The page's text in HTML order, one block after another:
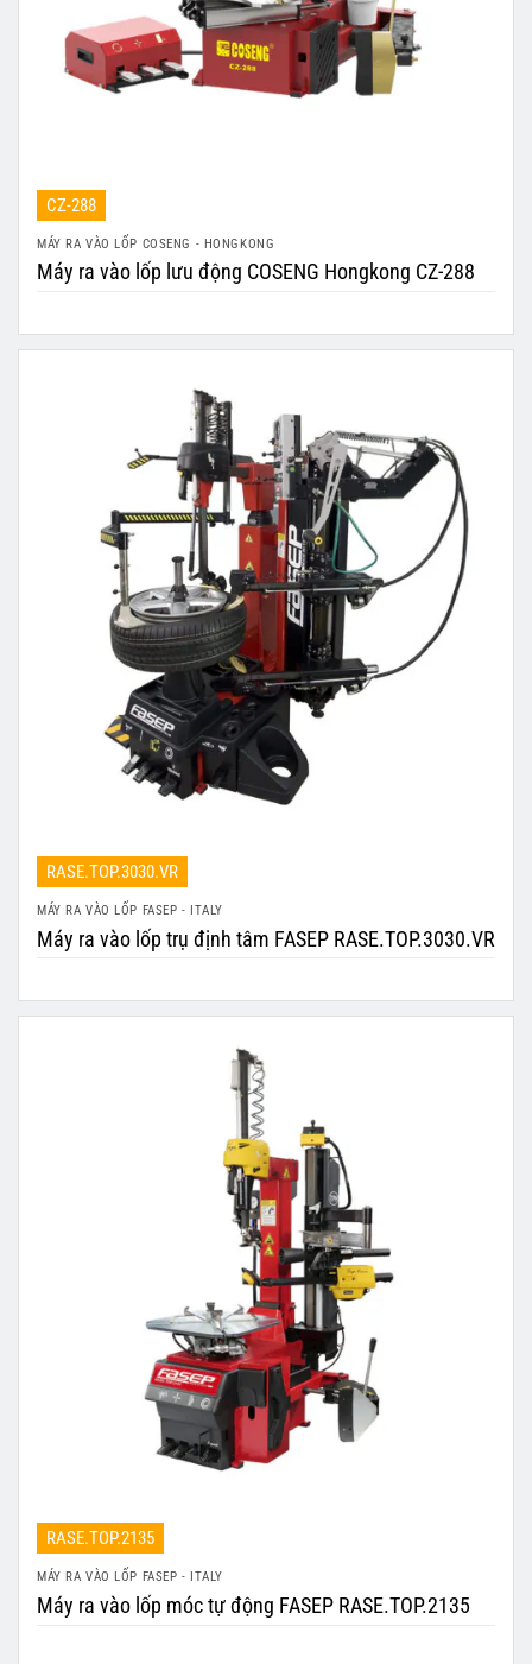
CZ-288
MÁY RA VÀO LỐP COSENG - HONGKONG
Máy ra vào lốp lưu động COSENG Hongkong CZ-288
RASE.TOP.3030.VR
MÁY RA VÀO LỐP FASEP - ITALY
Máy ra vào lốp trụ định tâm FASEP RASE.TOP.3030.VR
RASE.TOP.2135
MÁY RA VÀO LỐP FASEP - ITALY
Máy ra vào lốp móc tự động FASEP RASE.TOP.2135